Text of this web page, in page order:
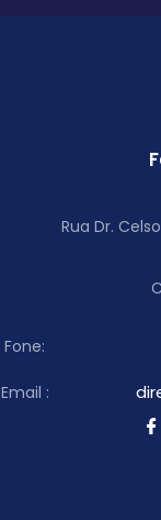
Rua Dr.
Fone:
Email :